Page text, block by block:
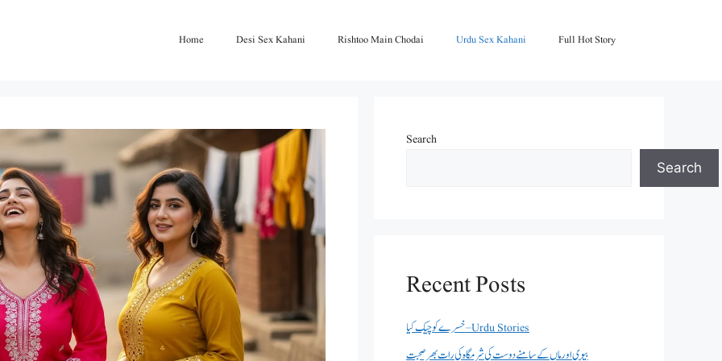
Home Desi Sex Kahani Rishtoo Main Chodai Urdu Sex Kahani Full Hot Story
Search
Search
Recent Posts
خسرے کو چیک کیا – Urdu Stories
بیوی اور ماں کے سامنے دوست کی شرمگاہ کی رات بھر صحبت